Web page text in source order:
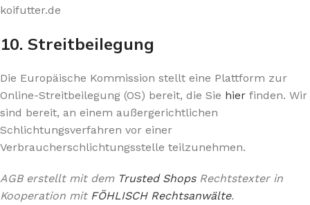
koifutter.de
10. Streitbeilegung​​​​​​​
Die Europäische Kommission stellt eine Plattform zur
Online-Streitbeilegung (OS) bereit, die Sie hier finden. Wir
sind bereit, an einem außergerichtlichen
Schlichtungsverfahren vor einer
Verbraucherschlichtungsstelle teilzunehmen.
AGB erstellt mit dem Trusted ShopsRechtstexter in
Kooperation mit FÖHLISCH Rechtsanwälte.